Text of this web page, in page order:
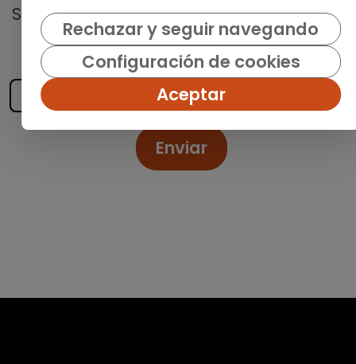
Suscríbete a nuestroboletín semanaly
recibe las últimas ofertas y noticias
publicadas
Enviar
Rechazar y seguir navegando
Configuración de cookies
Aceptar